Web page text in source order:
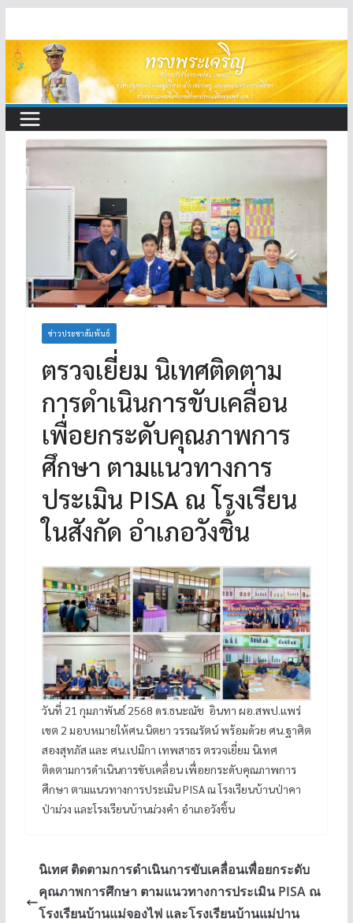
to
content
ข่าวประชาสัมพันธ์
ตรวจเยี่ยม นิเทศติดตาม
การดำเนินการขับเคลื่อน
เพื่อยกระดับคุณภาพการ
ศึกษา ตามแนวทางการ
ประเมิน PISA ณ โรงเรียน
ในสังกัด อำเภอวังชิ้น
วันที่ 21 กุมภาพันธ์ 2568 ดร.ธนะณัช อินทา ผอ.สพป.แพร่
เขต 2 มอบหมายให้ศน.นิตยา วรรณรัตน์ พร้อมด้วย ศน.ฐาศิต
สองสุทภัส และ ศน.เปมิกา เทพสาธร ตรวจเยี่ยม นิเทศ
ติดตามการดำเนินการขับเคลื่อน เพื่อยกระดับคุณภาพการ
ศึกษา ตามแนวทางการประเมิน PISA ณ โรงเรียนบ้านป่าคา
ป่าม่วง และโรงเรียนบ้านม่วงคำ อำเภอวังชิ้น
นิเทศ ติดตามการดำเนินการขับเคลื่อนเพื่อยกระดับ
คุณภาพการศึกษา ตามแนวทางการประเมิน PISA ณ
โรงเรียนบ้านแม่จองไฟ และโรงเรียนบ้านแม่ปาน